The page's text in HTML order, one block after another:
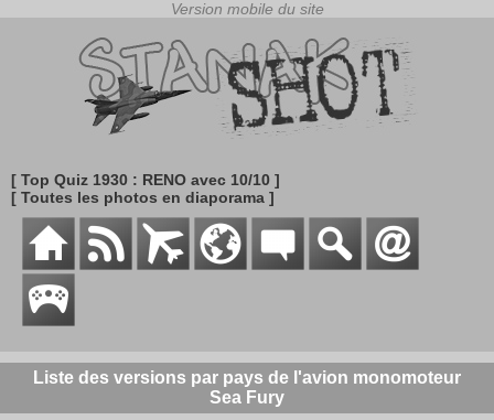
[ Top Quiz 1930 : RENO avec 10/10 ]
[ Toutes les photos en diaporama ]
Liste des versions par pays de l'avion monomoteur
Sea Fury